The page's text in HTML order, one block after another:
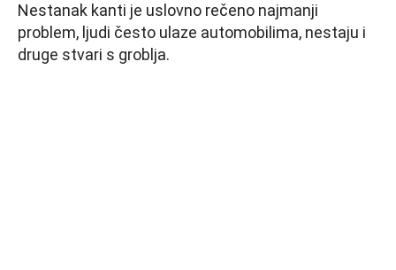
Nestanak kanti je uslovno rečeno najmanji
problem, ljudi često ulaze automobilima, nestaju i
druge stvari s groblja.